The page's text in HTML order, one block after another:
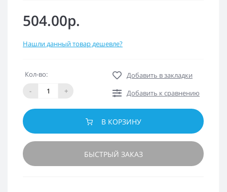
504.00р.
Нашли данный товар дешевле?
Кол-во:
-
+
Добавить в закладки
Добавить к сравнению
В КОРЗИНУ
БЫСТРЫЙ ЗАКАЗ